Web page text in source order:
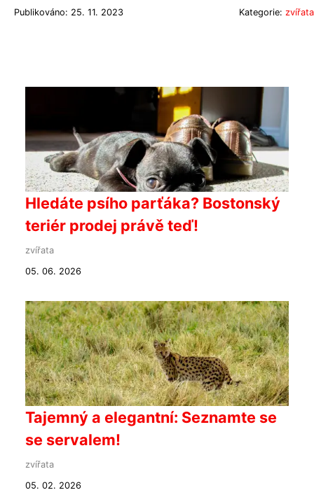
Publikováno: 25. 11. 2023 Kategorie: zvířata
Hledáte psího parťáka? Bostonský
teriér prodej právě teď!
zvířata
05. 06. 2026
Tajemný a elegantní: Seznamte se
se servalem!
zvířata
05. 02. 2026